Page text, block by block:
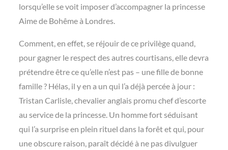
lorsqu’elle se voit imposer d’accompagner la princesse
Aime de Bohême à Londres.
Comment, en effet, se réjouir de ce privilège quand,
pour gagner le respect des autres courtisans, elle devra
prétendre être ce qu’elle n’est pas – une fille de bonne
famille ? Hélas, il y en a un qui l’a déjà percée à jour :
Tristan Carlisle, chevalier anglais promu chef d’escorte
au service de la princesse. Un homme fort séduisant
qui l’a surprise en plein rituel dans la forêt et qui, pour
une obscure raison, paraît décidé à ne pas divulguer